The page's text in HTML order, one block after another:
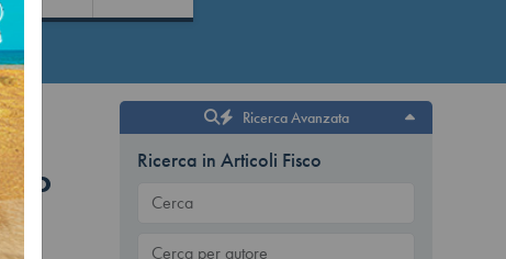
Ricerca Avanzata
Ricerca in Articoli Fisco